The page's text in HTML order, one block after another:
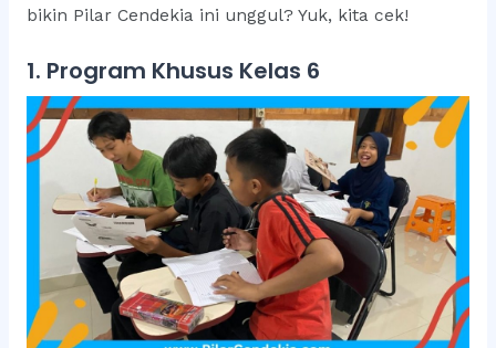
bikin Pilar Cendekia ini unggul? Yuk, kita cek!
1. Program Khusus Kelas 6